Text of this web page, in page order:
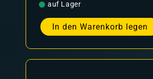
auf Lager
In den Warenkorb legen